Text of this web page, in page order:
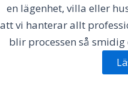
en lägenhet, villa eller
att vi hanterar allt
blir processen så